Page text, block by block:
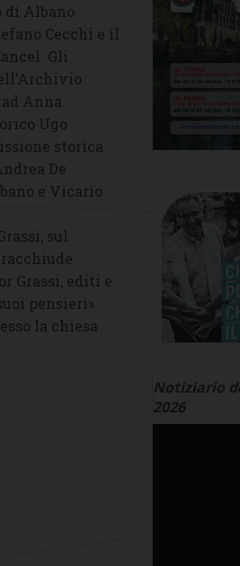
di Albano
Cecchi e il
Gli
Anna
Ugo
storica
De
e Vicario
sul
Grassi, editi e
pensieri».
la chiesa
Notiziario
2026